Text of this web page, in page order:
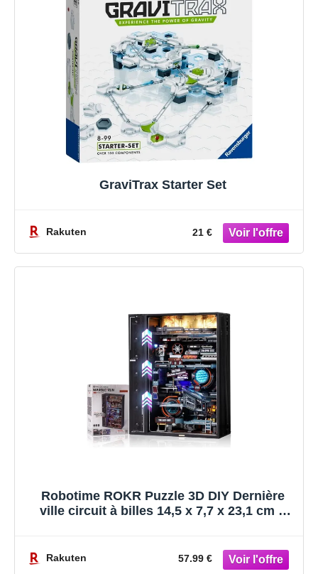
GraviTrax Starter Set
Rakuten 21 €
Robotime ROKR Puzzle 3D DIY Dernière
ville circuit à billes 14,5 x 7,7 x 23,1 cm 1
et adolescents,Jouets éducatifs
Rakuten 57.99 €